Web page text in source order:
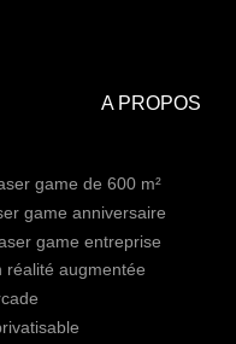
A PROPOS
game de 600 m²
game anniversaire
game entreprise
réalité augmentée